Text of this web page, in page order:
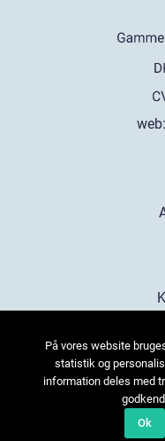
web:
På vores website
statistik og
information deles med
Ok